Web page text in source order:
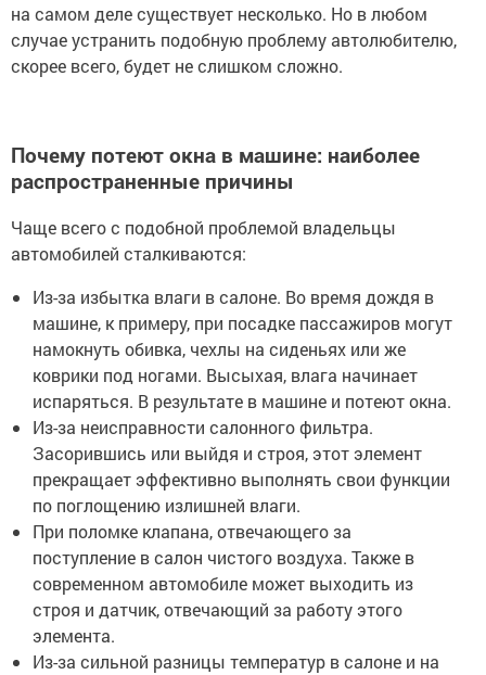
на самом деле существует несколько. Но в любом
случае устранить подобную проблему автолюбителю,
скорее всего, будет не слишком сложно.
Почему потеют окна в машине: наиболее
распространенные причины
Чаще всего с подобной проблемой владельцы
автомобилей сталкиваются:
Из-за избытка влаги в салоне. Во время дождя в
машине, к примеру, при посадке пассажиров могут
намокнуть обивка, чехлы на сиденьях или же
коврики под ногами. Высыхая, влага начинает
испаряться. В результате в машине и потеют окна.
Из-за неисправности салонного фильтра.
Засорившись или выйдя и строя, этот элемент
прекращает эффективно выполнять свои функции
по поглощению излишней влаги.
При поломке клапана, отвечающего за
поступление в салон чистого воздуха. Также в
современном автомобиле может выходить из
строя и датчик, отвечающий за работу этого
элемента.
Из-за сильной разницы температур в салоне и на